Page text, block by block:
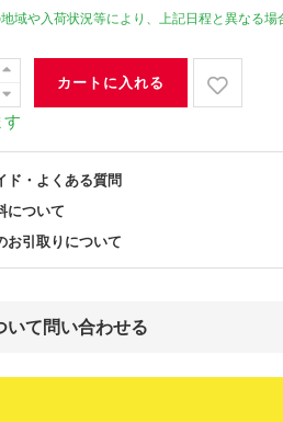
域や入荷状況等により、上記日程と異なる場
カートに入れる
す
ド・よくある質問
について
お引取りについて
いて問い合わせる